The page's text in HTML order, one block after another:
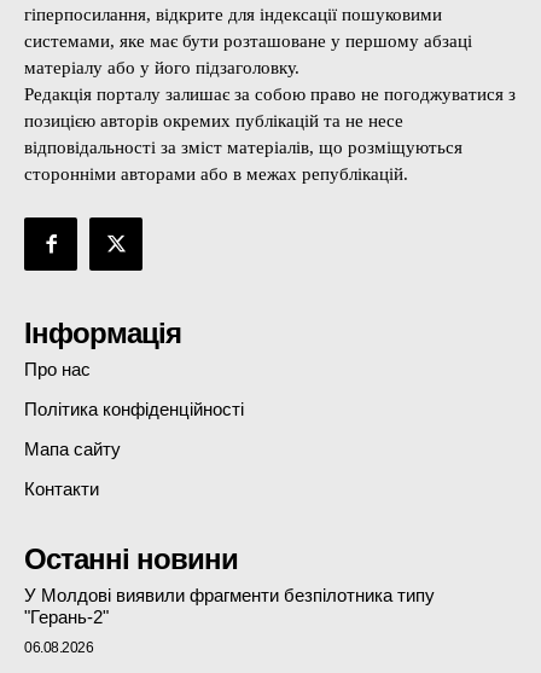
гіперпосилання, відкрите для індексації пошуковими
системами, яке має бути розташоване у першому абзаці
матеріалу або у його підзаголовку.
Редакція порталу залишає за собою право не погоджуватися з
позицією авторів окремих публікацій та не несе
відповідальності за зміст матеріалів, що розміщуються
сторонніми авторами або в межах републікацій.
Інформація
Про нас
Політика конфіденційності
Мапа сайту
Контакти
Останні новини
У Молдові виявили фрагменти безпілотника типу
"Герань-2"
06.08.2026